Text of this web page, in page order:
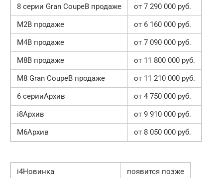
8 серии Gran CoupeВ продаже
от 7 290 000 руб.
M2В продаже
от 6 160 000 руб.
M4В продаже
от 7 090 000 руб.
M8В продаже
от 11 800 000 руб.
M8 Gran CoupeВ продаже
от 11 210 000 руб.
6 серииАрхив
от 4 750 000 руб.
i8Архив
от 9 910 000 руб.
M6Архив
от 8 050 000 руб.
i4Новинка
появится позже